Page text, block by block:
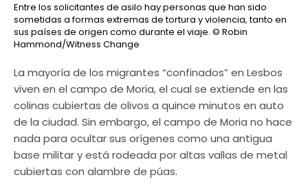
Entre los solicitantes de asilo hay personas que han sido
sometidas a formas extremas de tortura y violencia, tanto en
sus países de origen como durante el viaje. © Robin
Hammond/Witness Change
La mayoría de los migrantes “confinados” en Lesbos
viven en el campo de Moria, el cual se extiende en las
colinas cubiertas de olivos a quince minutos en auto
de la ciudad. Sin embargo, el campo de Moria no hace
nada para ocultar sus orígenes como una antigua
base militar y está rodeada por altas vallas de metal
cubiertas con alambre de púas.